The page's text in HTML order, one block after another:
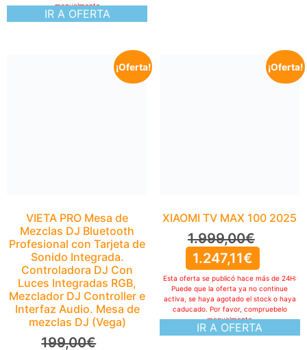
IR A OFERTA
manualmente
¡Oferta!
VIETA PRO Mesa de
99,99€
IR A OFERTA
Esta oferta se publicó hace más de 24H:
Puede que la oferta ya no continue
activa, se haya agotado el stock o haya
caducado. Por favor, compruebelo
manualmente
¡Oferta!
XIAOMI TV MAX 100 2025
1.999,00€
1.247,11€
IR A OFERTA
Esta oferta se publicó hace más de 24H:
Puede que la oferta ya no continue
activa, se haya agotado el stock o haya
caducado. Por favor, compruebelo
manualmente